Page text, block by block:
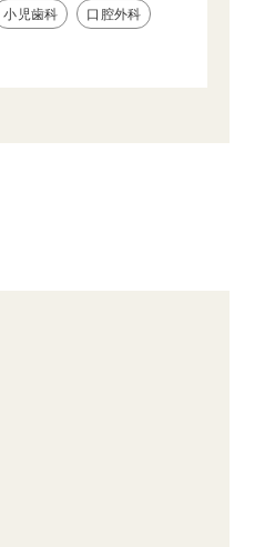
小児歯科 口腔外科